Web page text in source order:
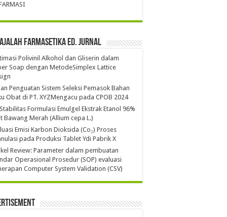
Farmasetika Ed. Jurnal
Polivinil Alkohol dan Gliserin dalam
Soap dengan MetodeSimplex Lattice
Penguatan Sistem Seleksi Pemasok Bahan
Obat di PT. XYZMengacu pada CPOB 2024
Formulasi Emulgel Ekstrak Etanol 96%
Bawang Merah (Allium cepa L.)
Emisi Karbon Dioksida (Co₂) Proses
pada Produksi Tablet Ydi Pabrik X
Review: Parameter dalam pembuatan
Operasional Prosedur (SOP) evaluasi
Computer System Validation (CSV)